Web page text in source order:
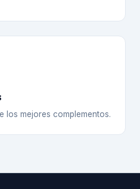
los mejores complementos.